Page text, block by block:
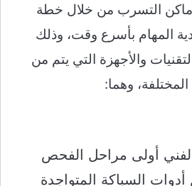
التسرب من خلال خطة
المهام بأسرع وقت، وذلك
والأجهزة التي يتم من
وهما:
أولى مراحل الفحص
السباكة المتواجدة